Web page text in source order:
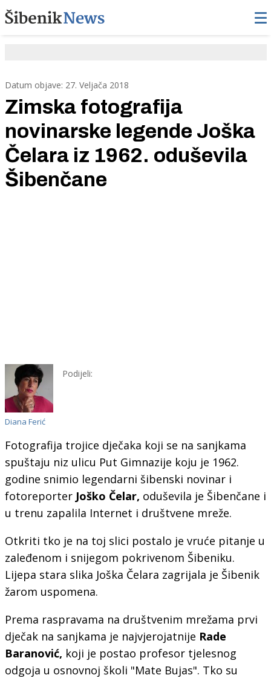
Datum objave: 27. Veljača 2018
Zimska fotografija
novinarske legende Joška
Čelara iz 1962. oduševila
Šibenčane
Diana Ferić
Podijeli:
Fotografija trojice dječaka koji se na sanjkama
spuštaju niz ulicu Put Gimnazije koju je 1962.
godine snimio legendarni šibenski novinar i
fotoreporter Joško Čelar, oduševila je Šibenčane i
u trenu zapalila Internet i društvene mreže.
Otkriti tko je na toj slici postalo je vruće pitanje u
zaleđenom i snijegom pokrivenom Šibeniku.
Lijepa stara slika Joška Čelara zagrijala je Šibenik
žarom uspomena.
Prema raspravama na društvenim mrežama prvi
dječak na sanjkama je najvjerojatnije Rade
Baranović, koji je postao profesor tjelesnog
odgoja u osnovnoj školi "Mate Bujas". Tko su